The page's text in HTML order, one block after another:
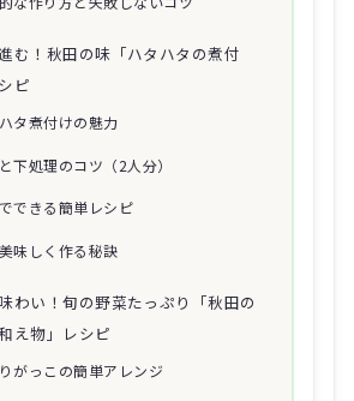
む！秋田の味「ハタハタの煮付
ピ
タ煮付けの魅力
下処理のコツ（2人分）
できる簡単レシピ
味しく作る秘訣
わい！旬の野菜たっぷり「秋田の
え物」レシピ
がっこの簡単アレンジ